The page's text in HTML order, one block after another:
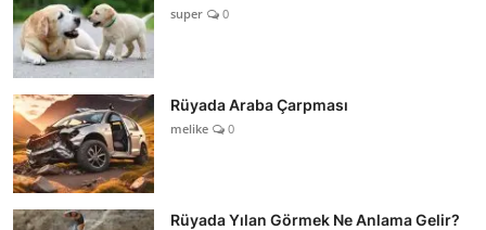
super 0
Rüyada Araba Çarpması
melike 0
Rüyada Yılan Görmek Ne Anlama Gelir?